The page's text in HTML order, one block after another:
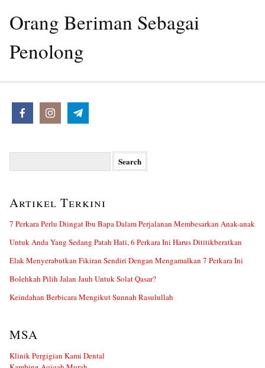
Orang Beriman Sebagai
Penolong
Artikel Terkini
7 Perkara Perlu Diingat Ibu Bapa Dalam Perjalanan Membesarkan Anak-anak
Untuk Anda Yang Sedang Patah Hati, 6 Perkara Ini Harus Dititikberatkan
Elak Menyerabutkan Fikiran Sendiri Dengan Mengamalkan 7 Perkara Ini
Bolehkah Pilih Jalan Jauh Untuk Solat Qasar?
Keindahan Berbicara Mengikut Sunnah Rasulullah
MSA
Klinik Pergigian Kami Dental